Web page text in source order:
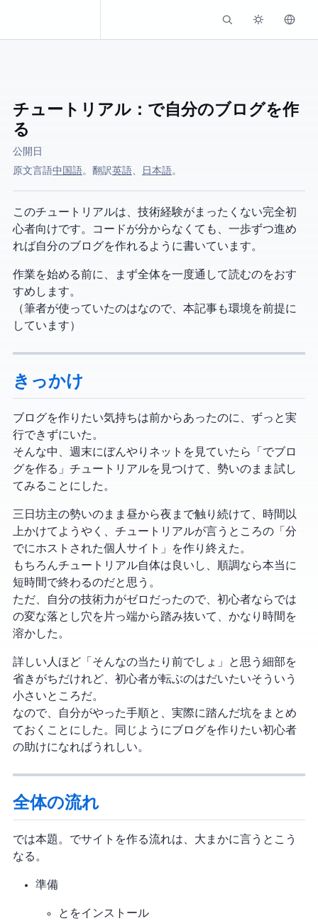
チュートリアル：Hexo + GitHubで自分のブログを作
る
公開日
原文言語:中国語。 AI翻訳:英語、 日本語。
このチュートリアルは、技術経験がまったくない完全初
心者向けです。コードが分からなくても、一歩ずつ進め
れば自分のブログを作れるように書いています。
作業を始める前に、まず全体を一度通して読むのをおす
すめします。
（筆者が使っていたのは Windows 10 1903 なので、本記事も Windows 環境を前提に
しています）
きっかけ
ブログを作りたい気持ちは前からあったのに、ずっと実
行できずにいた。
そんな中、週末にぼんやりネットを見ていたら「Hexo + GitHubでブロ
グを作る」チュートリアルを見つけて、勢いのまま試し
てみることにした。
三日坊主の勢いのまま昼から夜まで触り続けて、10時間以
上かけてようやく、チュートリアルが言うところの「10分
でGitHubにホストされた個人サイト」を作り終えた。
もちろんチュートリアル自体は良いし、順調なら本当に
短時間で終わるのだと思う。
ただ、自分の技術力がゼロだったので、初心者ならでは
の変な落とし穴を片っ端から踏み抜いて、かなり時間を
溶かした。
詳しい人ほど「そんなの当たり前でしょ」と思う細部を
省きがちだけれど、初心者が転ぶのはだいたいそういう
小さいところだ。
なので、自分がやった手順と、実際に踏んだ坑をまとめ
ておくことにした。同じようにブログを作りたい初心者
の助けになればうれしい。
全体の流れ
では本題。Hexo + GitHubでサイトを作る流れは、大まかに言うとこう
なる。
準備
Node.jsとGitをインストール